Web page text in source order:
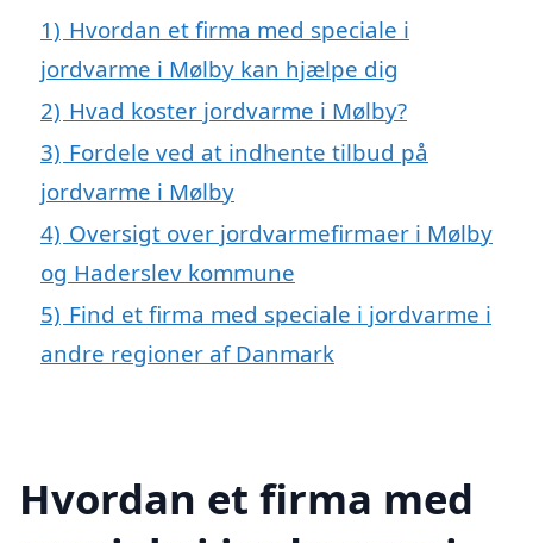
1) Hvordan et firma med speciale i
jordvarme i Mølby kan hjælpe dig
2) Hvad koster jordvarme i Mølby?
3) Fordele ved at indhente tilbud på
jordvarme i Mølby
4) Oversigt over jordvarmefirmaer i Mølby
og Haderslev kommune
5) Find et firma med speciale i jordvarme i
andre regioner af Danmark
Hvordan et firma med